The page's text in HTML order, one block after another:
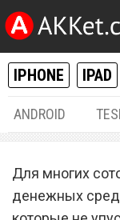
IPHONE IPAD
ANDROID
Для многих
денежных